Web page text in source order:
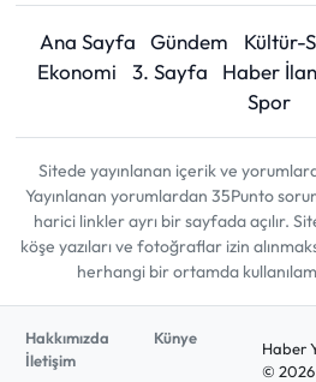
Ana Sayfa Gündem Kültür-
Ekonomi
3. Sayfa Haber İlan
Spor
Sitede yayınlanan içerik ve
Yayınlanan yorumlardan 35Punto
harici linkler ayrı bir sayfada açılır.
köşe yazıları ve fotoğraflar izin
herhangi bir ortamda
Hakkımızda
Künye
İletişim
Haber
© 2026